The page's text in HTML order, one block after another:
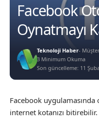
Facebook
Oynatmayı
Son güncelleme: 11
Teknoloji Haber-
3 Minimum Okuma
Facebook
internet kotanızı